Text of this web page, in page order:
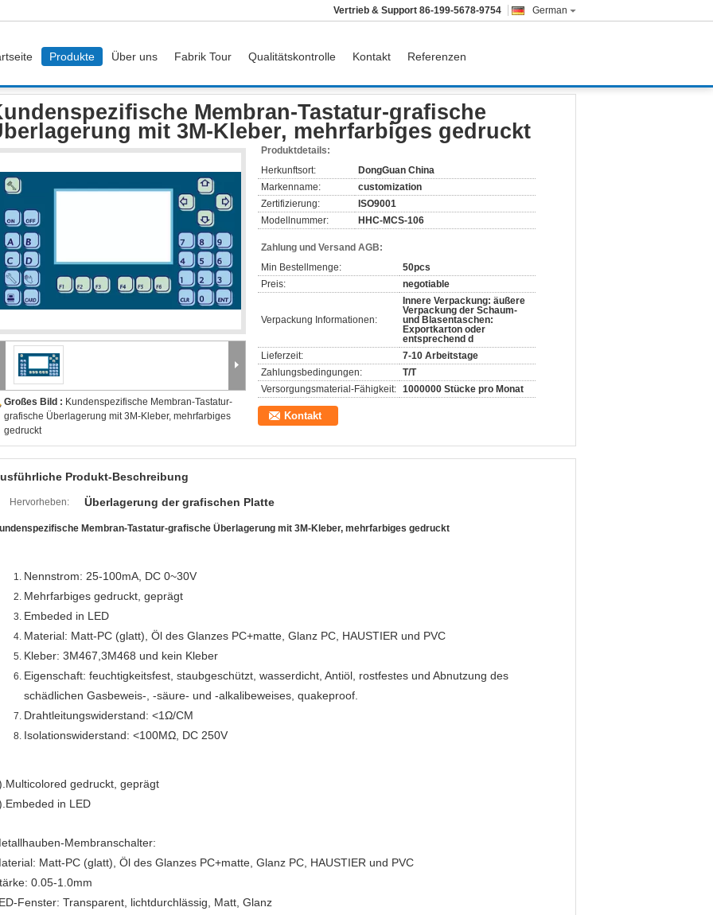
German
Vertrieb & Support 86-199-5678-9754
Produkte Über uns Fabrik Tour Qualitätskontrolle Kontakt Referenzen
Membran-Tastatur-grafische
mit 3M-Kleber, mehrfarbiges gedruckt
Großes Bild : Kundenspezifische Membran-Tastatur-
grafische Überlagerung mit 3M-Kleber, mehrfarbiges
gedruckt
Produktdetails:
Herkunftsort:
DongGuan China
Markenname:
customization
Zertifizierung:
ISO9001
Modellnummer:
HHC-MCS-106
Zahlung und Versand AGB:
Min Bestellmenge:
50pcs
Preis:
negotiable
Verpackung Informationen:
Innere Verpackung: äußere
Verpackung der Schaum-
und Blasentaschen:
Exportkarton oder
entsprechend d
Lieferzeit:
7-10 Arbeitstage
Zahlungsbedingungen:
T/T
Versorgungsmaterial-Fähigkeit: 1000000 Stücke pro Monat
Kontakt
Produkt-Beschreibung
Hervorheben: Überlagerung der grafischen Platte
Membran-Tastatur-grafische Überlagerung mit 3M-Kleber, mehrfarbiges gedruckt
Nennstrom: 25-100mA, DC 0~30V
Mehrfarbiges gedruckt, geprägt
Embeded in LED
Material: Matt-PC (glatt), Öl des Glanzes PC+matte, Glanz PC, HAUSTIER und PVC
Kleber: 3M467,3M468 und kein Kleber
Eigenschaft: feuchtigkeitsfest, staubgeschützt, wasserdicht, Antiöl, rostfestes und Abnutzung des
schädlichen Gasbeweis-, -säure- und -alkalibeweises, quakeproof.
Drahtleitungswiderstand: <1Ω/CM
Isolationswiderstand: <100MΩ, DC 250V
gedruckt, geprägt
in LED
Membranschalter:
Matt-PC (glatt), Öl des Glanzes PC+matte, Glanz PC, HAUSTIER und PVC
0.05-1.0mm
Fenster: Transparent, lichtdurchlässig, Matt, Glanz